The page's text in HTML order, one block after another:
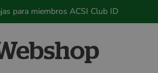
para miembros ACSI Club ID